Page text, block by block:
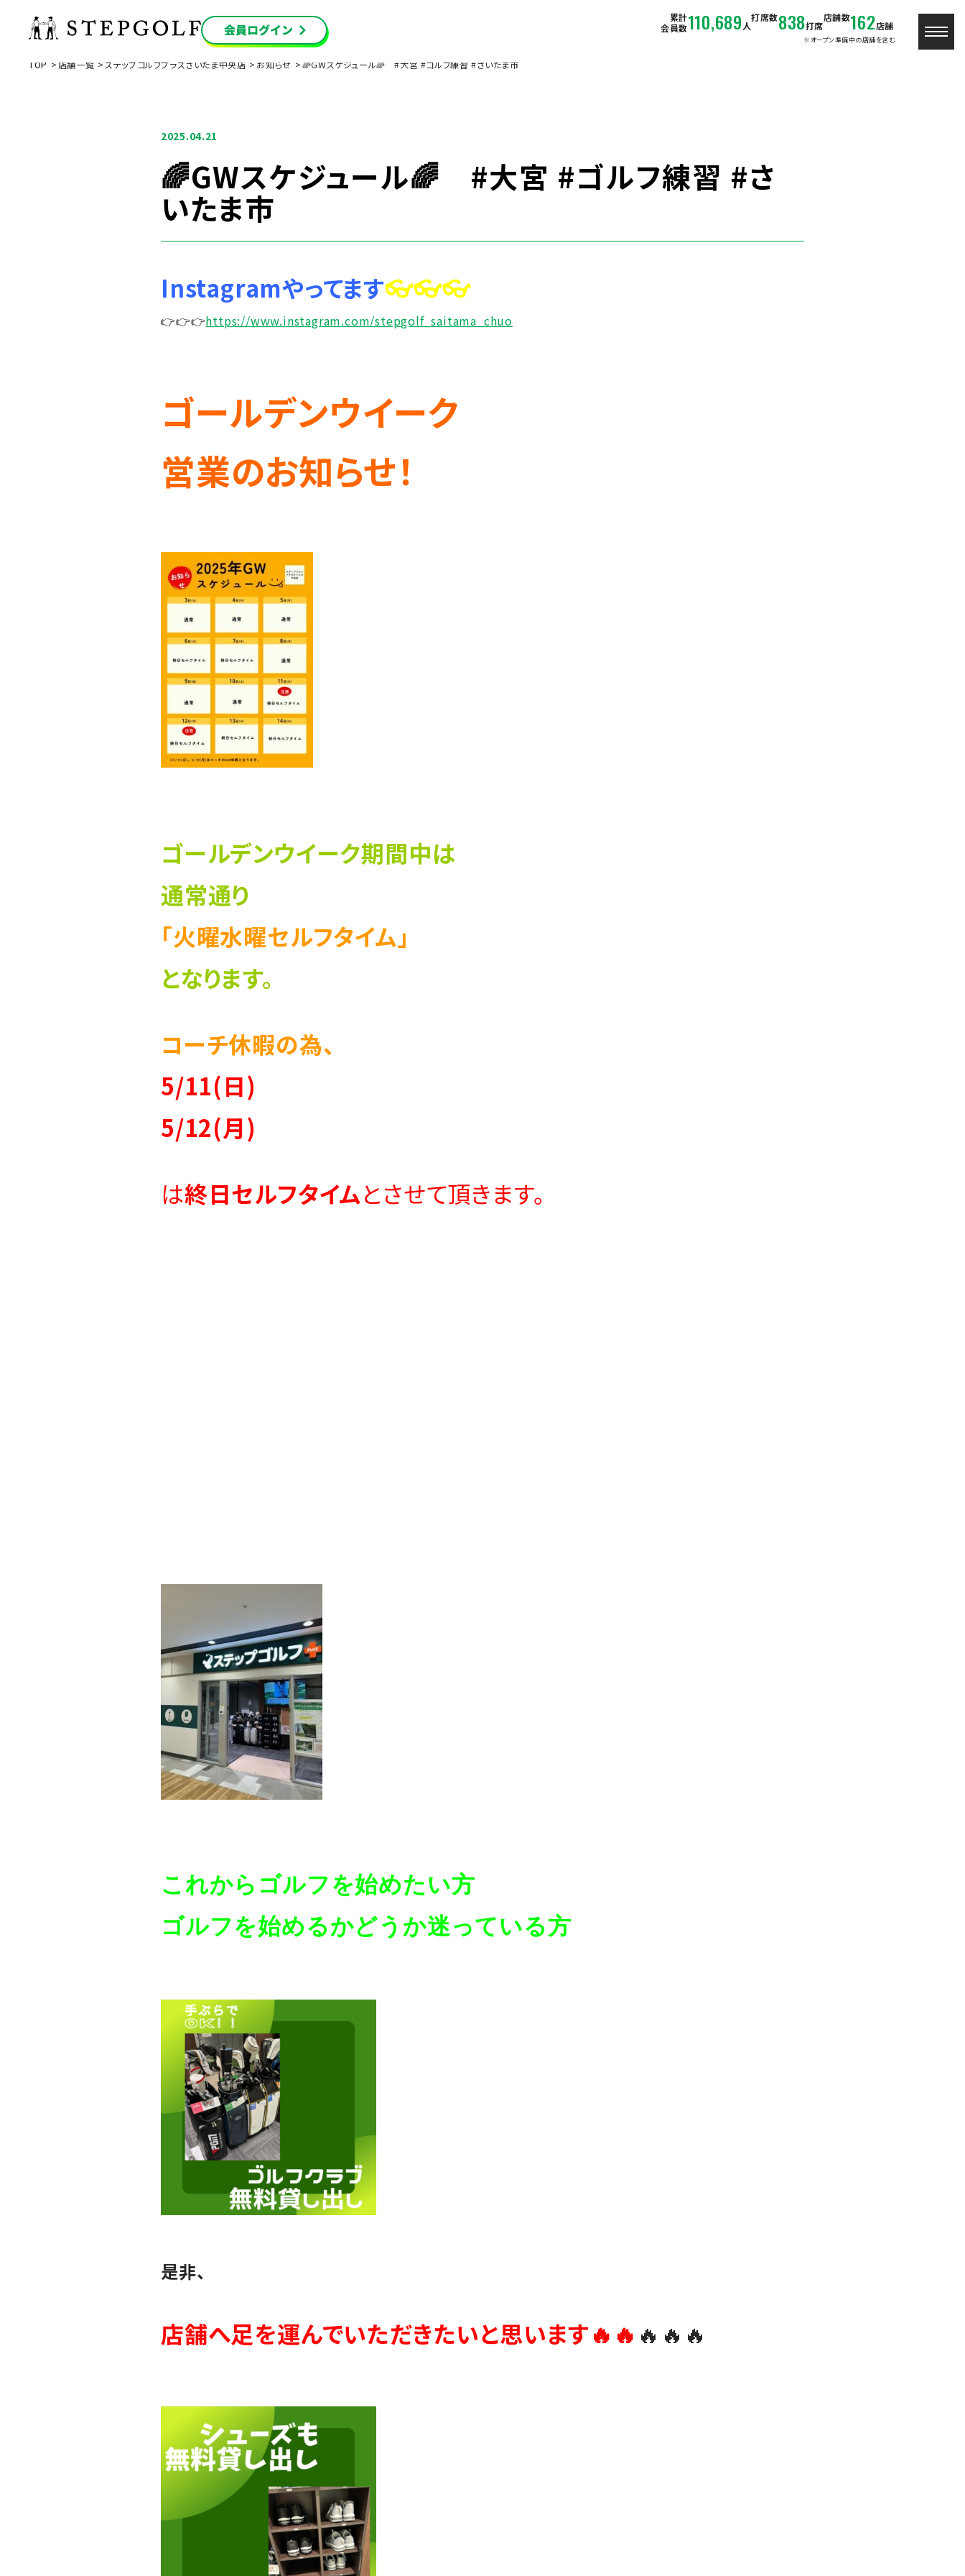
累計
会員数110,689 人
打席数838打席
店舗数162店舗
※オープン準備中の店舗を含む
TOP 店舗一覧 ステップゴルフプラスさいたま中央店 お知らせ 🌈GWスケジュール🌈 #大宮 #ゴルフ練習 #さいたま市
2025.04.21
🌈GWスケジュール🌈 #大宮 #ゴルフ練習 #さ
いたま市
Instagramやってます👓👓👓
👉👉👉https://www.instagram.com/stepgolf_saitama_chuo
ゴールデンウイーク
営業のお知らせ！
ゴールデンウイーク期間中は
通常通り
「火曜水曜セルフタイム」
となります。
コーチ休暇の為、
5/11(日)
5/12(月)
は終日セルフタイムとさせて頂きます。
これからゴルフを始めたい方
ゴルフを始めるかどうか迷っている方
是非、
店舗へ足を運んでいただきたいと思います🔥🔥 🔥🔥🔥